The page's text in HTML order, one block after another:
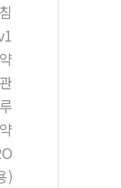
)